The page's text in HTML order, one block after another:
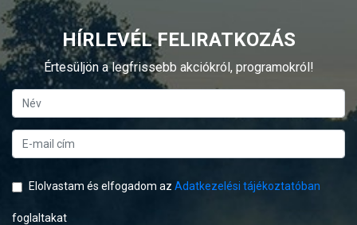
HÍRLEVÉL FELIRATKOZÁS
Értesüljön a legfrissebb akciókról, programokról!
Elolvastam és elfogadom az Adatkezelési tájékoztatóban
foglaltakat